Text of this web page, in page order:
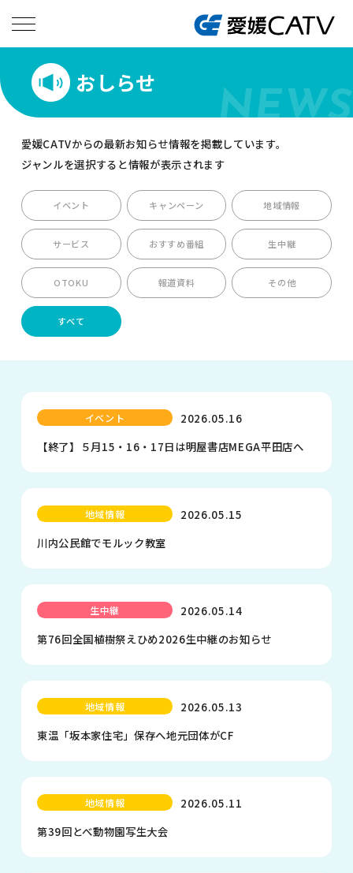
おしらせ
NEWS
愛媛CATVからの最新お知らせ情報を掲載しています。
ジャンルを選択すると情報が表示されます
イベント キャンペーン 地域情報
サービス おすすめ番組 生中継
OTOKU 報道資料 その他
すべて
2026.05.16
イベント
【終了】５月15・16・17日は明屋書店MEGA平田店へ
2026.05.15
地域情報
川内公民館でモルック教室
2026.05.14
生中継
第76回全国植樹祭えひめ2026生中継のお知らせ
2026.05.13
地域情報
東温「坂本家住宅」保存へ地元団体がCF
2026.05.11
地域情報
第39回とべ動物園写生大会